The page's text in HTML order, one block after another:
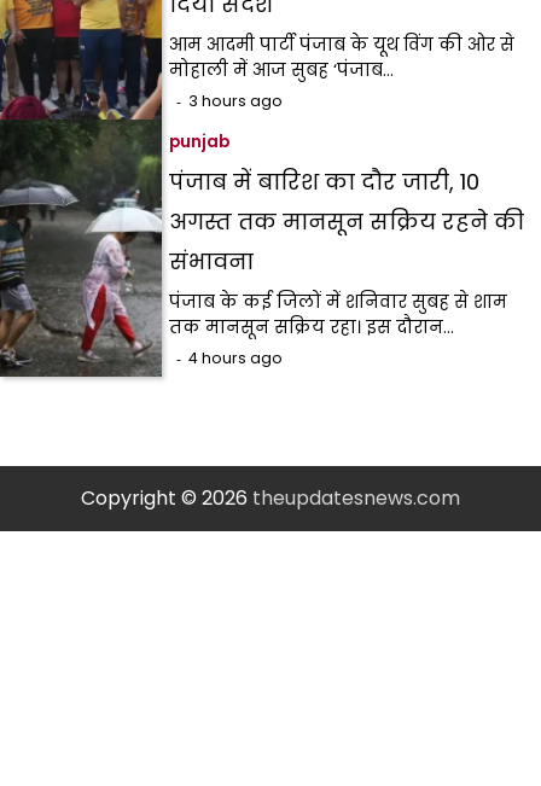
आम आदमी पार्टी पंजाब के यूथ विंग की ओर से
मोहाली में आज सुबह ‘पंजाब…
3 hours ago
punjab
पंजाब में बारिश का दौर जारी, 10
अगस्त तक मानसून सक्रिय रहने की
संभावना
पंजाब के कई जिलों में शनिवार सुबह से शाम
तक मानसून सक्रिय रहा। इस दौरान…
4 hours ago
Copyright © 2026 theupdatesnews.com